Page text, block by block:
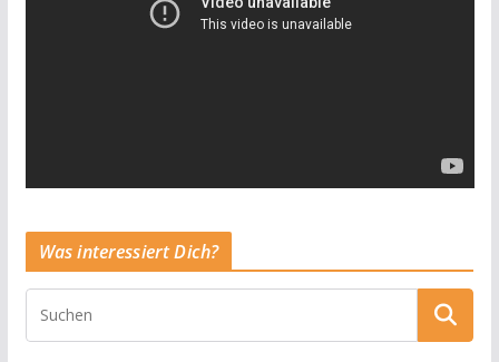
Was interessiert Dich?